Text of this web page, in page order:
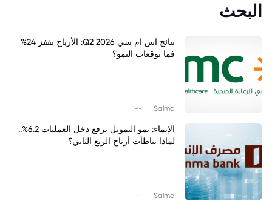
البحث
نتائج اس ام سي Q2 2026: الأرباح تقفز 24%
فما توقعات النمو؟
Salma
--
الإنماء: نمو التمويل يرفع دخل العمليات 6.2%..
لماذا تباطأت أرباح الربع الثاني؟
Salma
--